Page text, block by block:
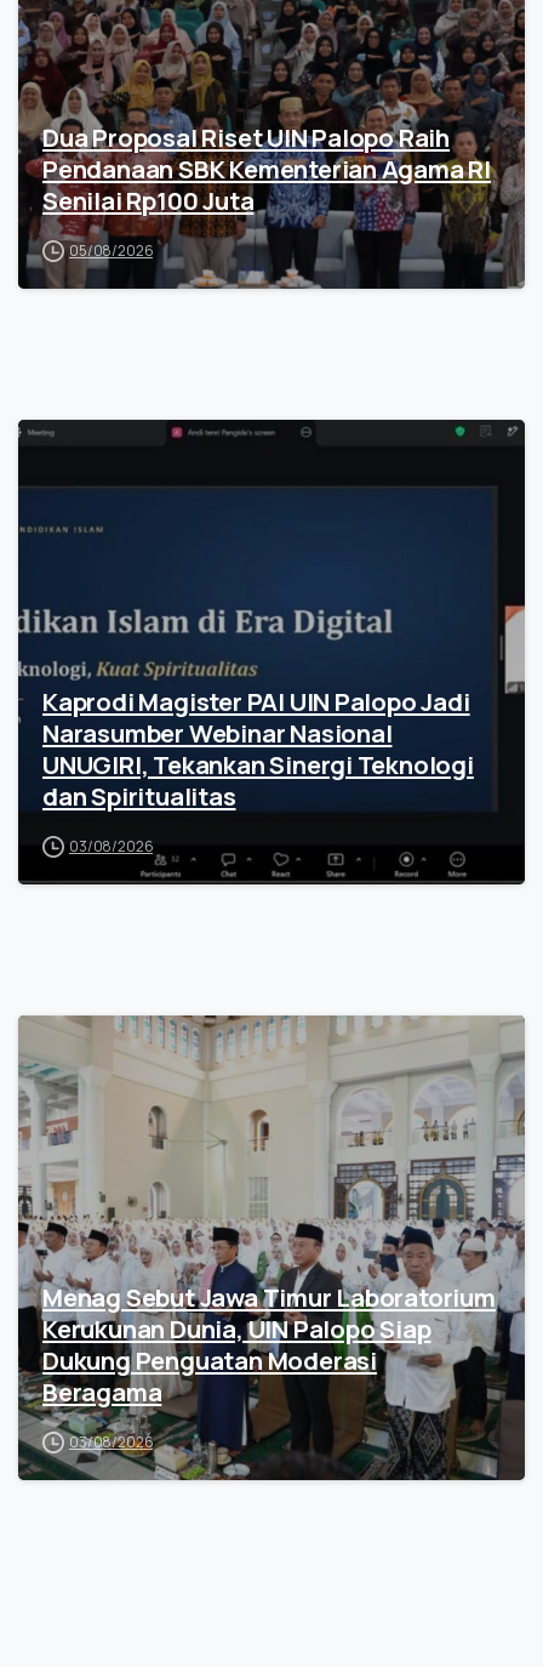
Dua Proposal Riset UIN Palopo Raih
Pendanaan SBK Kementerian Agama RI
Senilai Rp100 Juta
05/08/2026
Kaprodi Magister PAI UIN Palopo Jadi
Narasumber Webinar Nasional
UNUGIRI, Tekankan Sinergi Teknologi
dan Spiritualitas
03/08/2026
Menag Sebut Jawa Timur Laboratorium
Kerukunan Dunia, UIN Palopo Siap
Dukung Penguatan Moderasi
Beragama
03/08/2026